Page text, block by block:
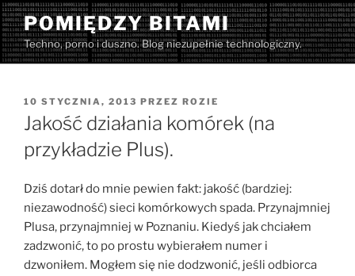
Przejdź
do
treści
POMIĘDZY BITAMI
Techno, porno i duszno. Blog niezupełnie technologiczny.
OPUBLIKOWANE
W
10 STYCZNIA, 2013 PRZEZ ROZIE
Jakość działania komórek (na
przykładzie Plus).
Dziś dotarł do mnie pewien fakt: jakość (bardziej:
niezawodność) sieci komórkowych spada. Przynajmniej
Plusa, przynajmniej w Poznaniu. Kiedyś jak chciałem
zadzwonić, to po prostu wybierałem numer i
dzwoniłem. Mogłem się nie dodzwonić, jeśli odbiorca